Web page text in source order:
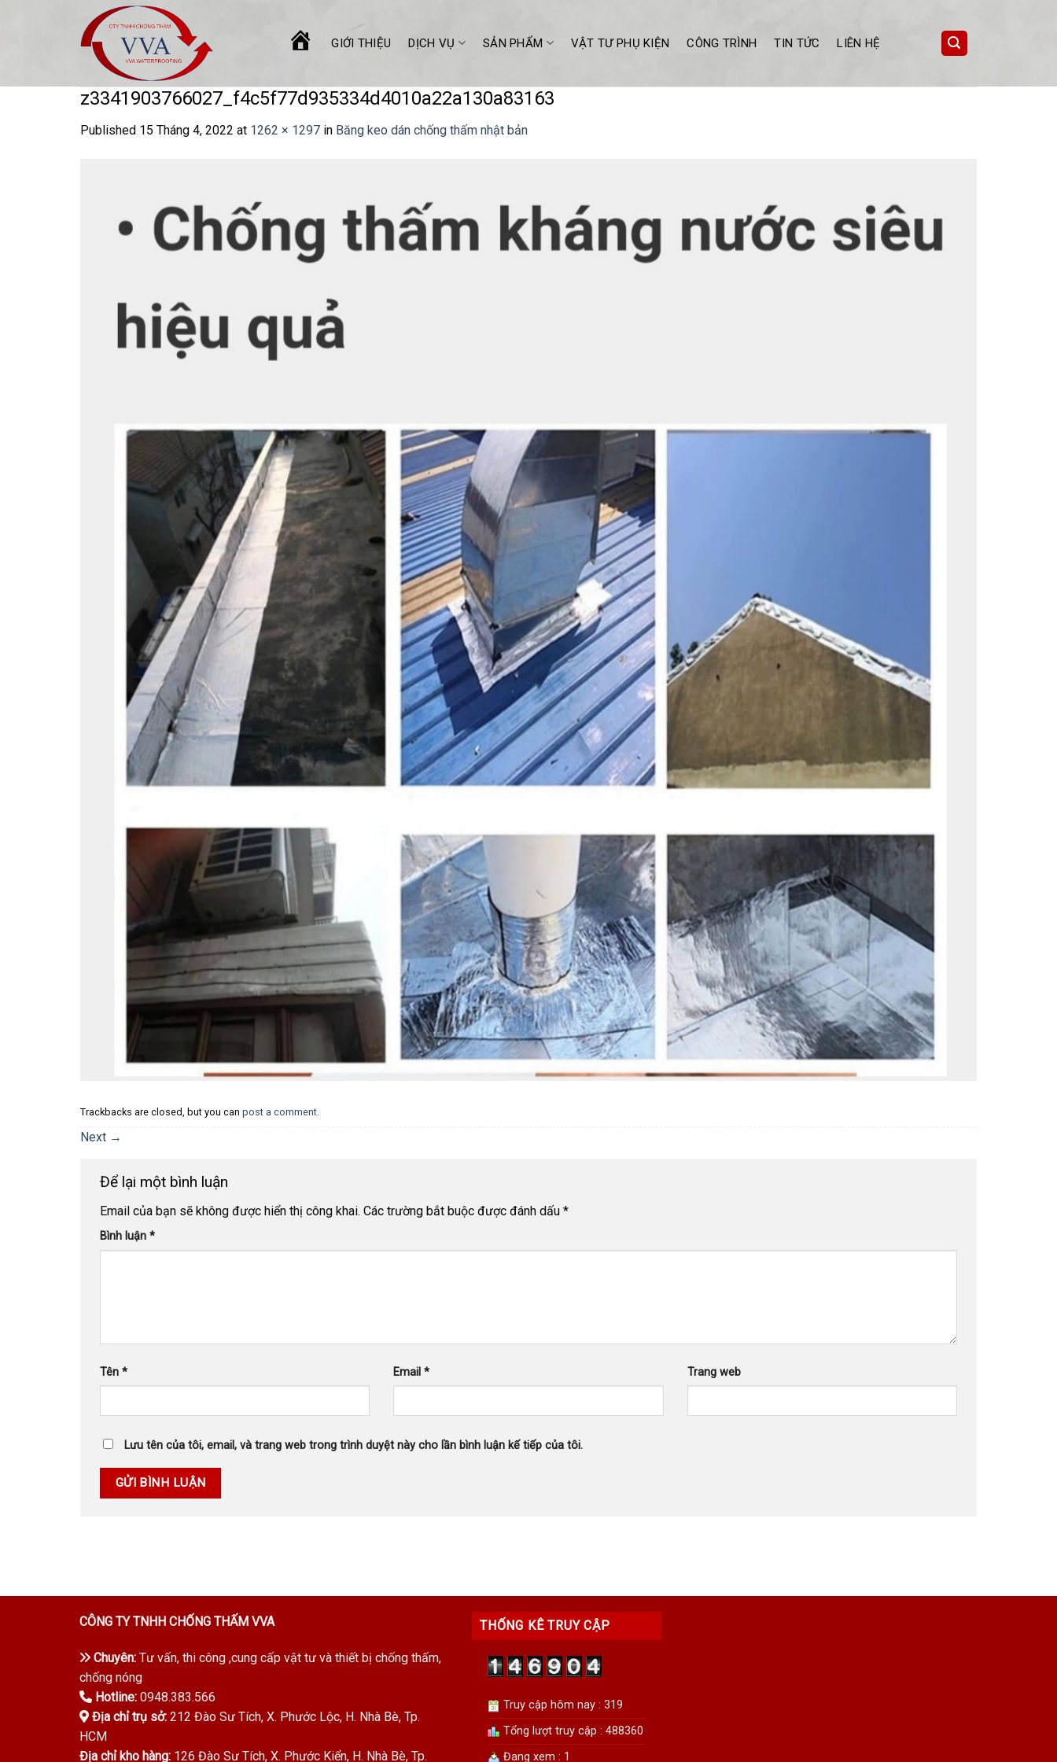
TRANG GIỚI THIỆU DỊCH VỤ SẢN PHẨM VẬT TƯ PHỤ KIỆN CÔNG TRÌNH TIN TỨC LIÊN HỆ
z3341903766027_f4c5f77d935334d4010a22a130a83163
Published 15 Tháng 4, 2022 at 1262 × 1297 in Băng keo dán chống thấm nhật bản
Trackbacks are closed, but you can post a comment.
Next →
Để lại một bình luận
Email của bạn sẽ không được hiển thị công khai. Các trường bắt buộc được đánh dấu *
Bình luận *
Tên * Email* Trang web
Lưu tên của tôi, email, và trang web trong trình duyệt này cho lần bình luận kế tiếp của tôi.
CÔNG TY TNHH CHỐNG THẤM VVA
Chuyên:Tư vấn, thi công ,cung cấp vật tư và thiết bị chống thấm,
chống nóng
Hotline:0948.383.566
Địa chỉ trụ sở:212 Đào Sư Tích, X. Phước Lộc, H. Nhà Bè, Tp.
HCM
Địa chỉ kho hàng:126 Đào Sư Tích, X. Phước Kiển, H. Nhà Bè, Tp.
THỐNG KÊ TRUY CẬP
Truy cập hôm nay : 319
Tổng lượt truy cập : 488360
Đang xem : 1